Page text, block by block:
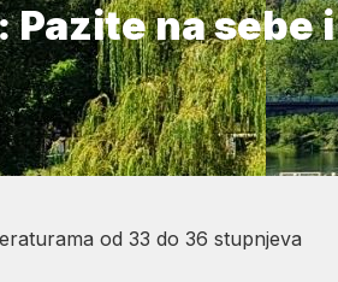
na sebe i
od 33 do 36 stupnjeva